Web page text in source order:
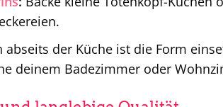
abseits der Küche ist die Form
deinem Badezimmer oder